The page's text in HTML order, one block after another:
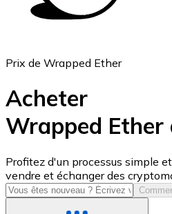
USD Coin
USDC
Prix de Wrapped Ether
Acheter
Wrapped
Profitez d'un processus simple
vendre et échanger des